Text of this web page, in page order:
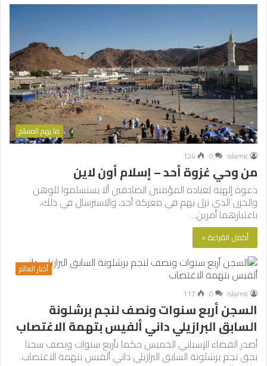
ما يهم المسلم
islamic
0
124
من وحي غزوة أحد – إسلام أون لاين
دعوة إلهية لعباده المؤمنين الصادقين ألا يستسلموا للوهن
والحزن الذي نزل بهم في معركة أحد، والاسترسال في ذلك،
باعتبارهما أمرين…
أكمل القراءة »
أخبار العالم
islamic
0
117
السجن أربع سنوات ونصف لنجم برشلونة
السابق البرازيلي داني ألفيس بتهمة الاغتصاب
أصدر القضاء الإسباني الخميس حكما بأربع سنوات ونصف سجنا
بحق نجم برشلونة السابق البرازيلي داني ألفيس بتهمة الاغتصاب.